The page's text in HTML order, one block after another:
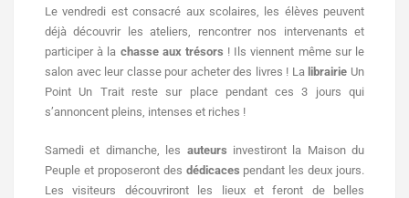
Le vendredi est consacré aux scolaires, les élèves peuvent
déjà découvrir les ateliers, rencontrer nos intervenants et
participer à la chasse aux trésors ! Ils viennent même sur le
salon avec leur classe pour acheter des livres ! La librairie Un
Point Un Trait reste sur place pendant ces 3 jours qui
s’annoncent pleins, intenses et riches !
Samedi et dimanche, les auteurs investiront la Maison du
Peuple et proposeront des dédicaces pendant les deux jours.
Les visiteurs découvriront les lieux et feront de belles